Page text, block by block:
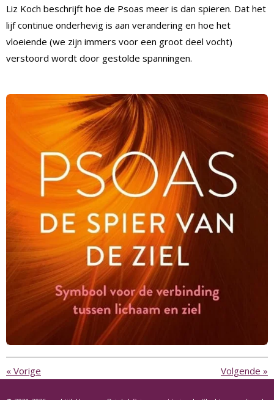
Liz Koch beschrijft hoe de Psoas meer is dan spieren. Dat het
lijf continue onderhevig is aan verandering en hoe het
vloeiende (we zijn immers voor een groot deel vocht)
verstoord wordt door gestolde spanningen.
« Vorige Volgende »